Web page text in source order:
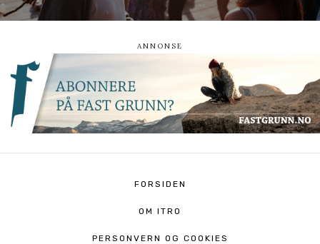
FORSIDEN
OM ITRO
PERSONVERN OG COOKIES